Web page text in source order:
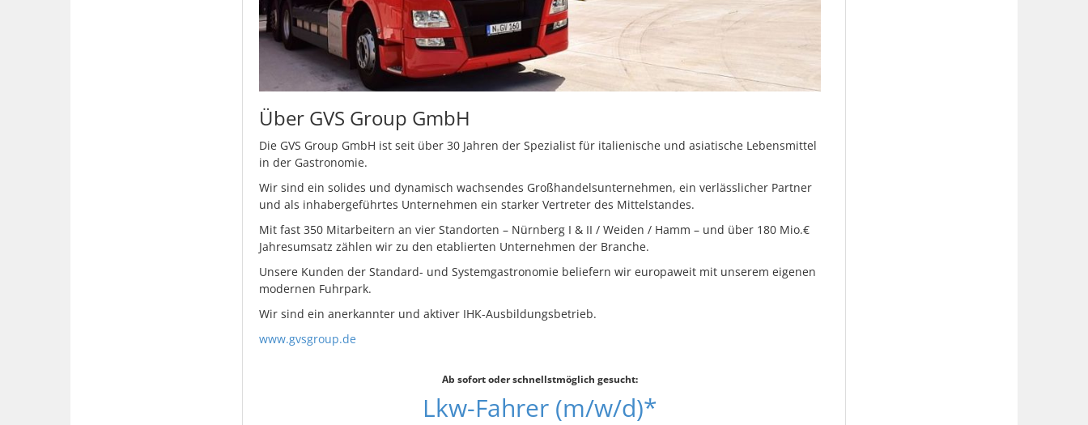
Über GVS Group GmbH
Die GVS Group GmbH ist seit über 30 Jahren der Spezialist für italienische und asiatische Lebensmittel
in der Gastronomie.
Wir sind ein solides und dynamisch wachsendes Großhandelsunternehmen, ein verlässlicher Partner
und als inhabergeführtes Unternehmen ein starker Vertreter des Mittelstandes.
Mit fast 350 Mitarbeitern an vier Standorten – Nürnberg I & II / Weiden / Hamm – und über 180 Mio.€
Jahresumsatz zählen wir zu den etablierten Unternehmen der Branche.
Unsere Kunden der Standard- und Systemgastronomie beliefern wir europaweit mit unserem eigenen
modernen Fuhrpark.
Wir sind ein anerkannter und aktiver IHK-Ausbildungsbetrieb.
www.gvsgroup.de
Ab sofort oder schnellstmöglich gesucht:
Lkw-Fahrer (m/w/d)*